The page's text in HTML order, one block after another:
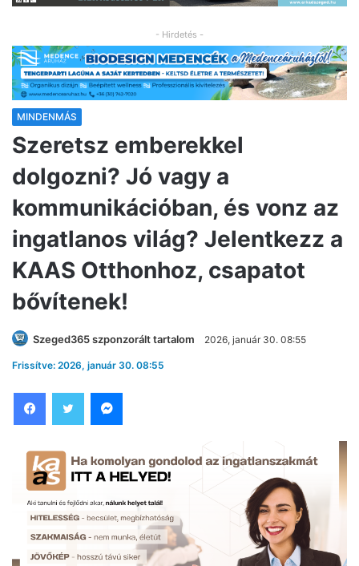
- Hirdetés -
MINDENMÁS
Szeretsz emberekkel
dolgozni? Jó vagy a
kommunikációban, és vonz az
ingatlanos világ? Jelentkezz a
KAAS Otthonhoz, csapatot
bővítenek!
Szeged365 szponzorált tartalom 2026, január 30. 08:55
Frissítve: 2026, január 30. 08:55